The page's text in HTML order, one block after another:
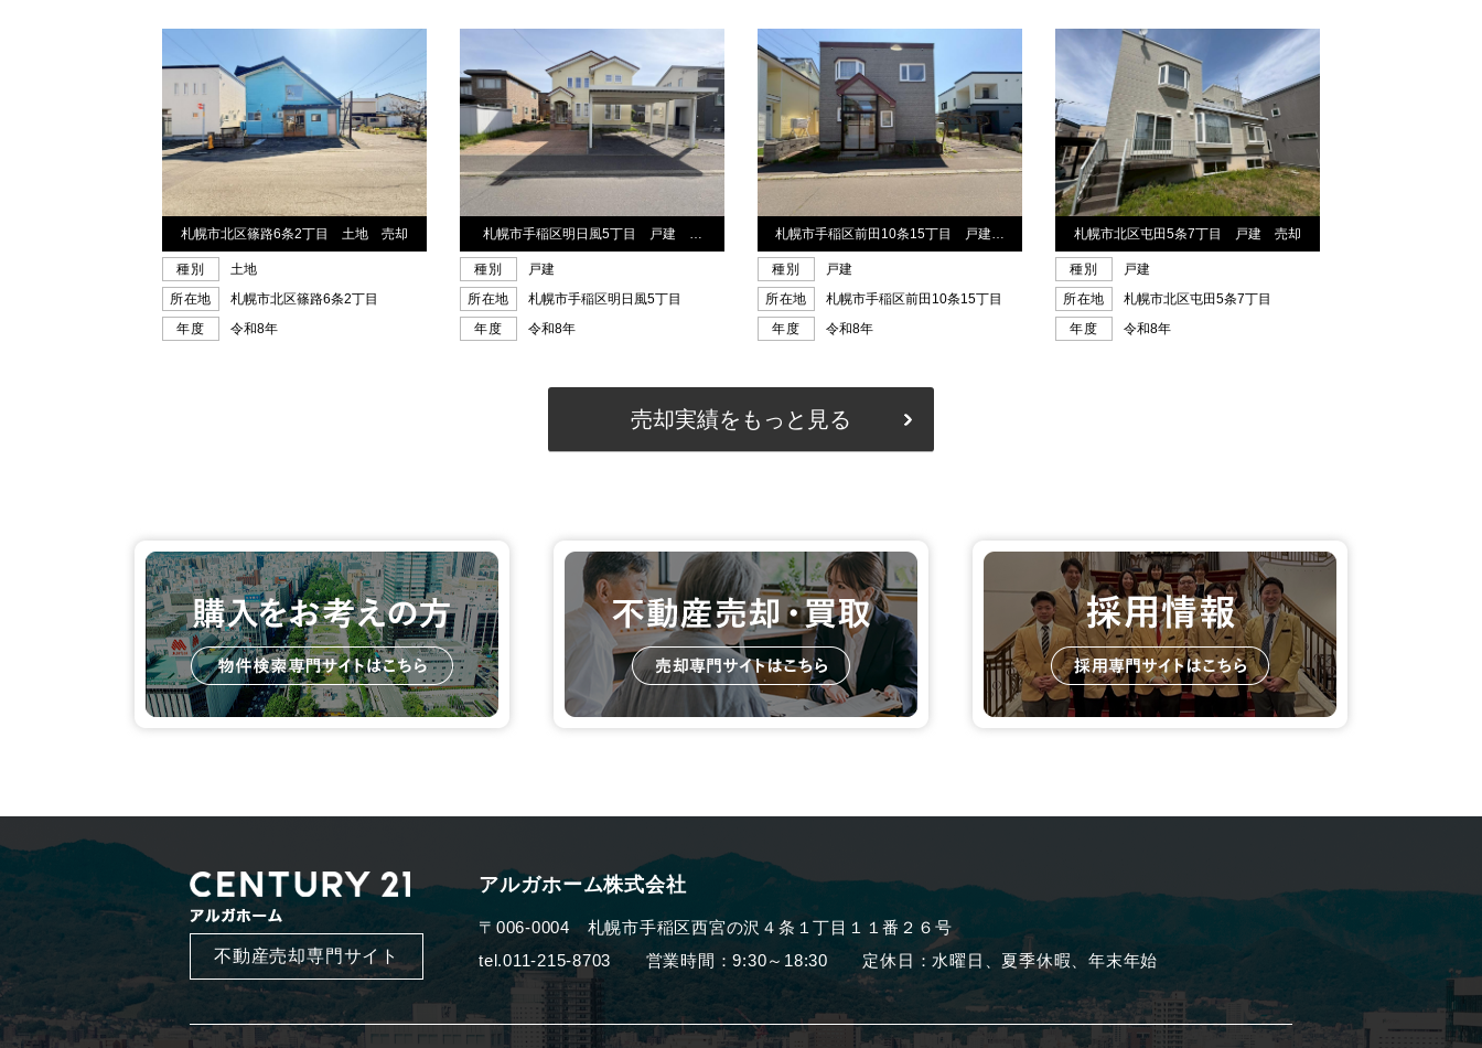
売却実績をもっと見る
不動産売却専門サイト
アルガホーム株式会社
〒006-0004 札幌市手稲区西宮の沢４条１丁目１１番２６号
tel.011-215-8703 営業時間：9:30～18:30定休日：水曜日、夏季休暇、年末年始